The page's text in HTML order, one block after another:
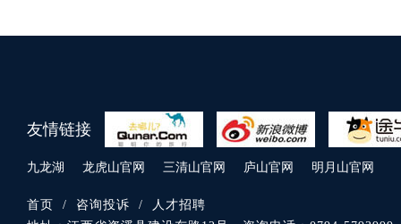
友情链接
九龙湖 龙虎山官网 三清山官网 庐山官网 明月山官网
首页 / 咨询投诉 /
人才招聘